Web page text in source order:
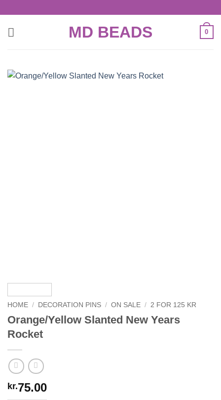
content
MD BEADS 0
HOME / DECORATION PINS / ON SALE / 2 FOR 125 KR
Orange/Yellow Slanted New Years
Rocket
kr.75.00